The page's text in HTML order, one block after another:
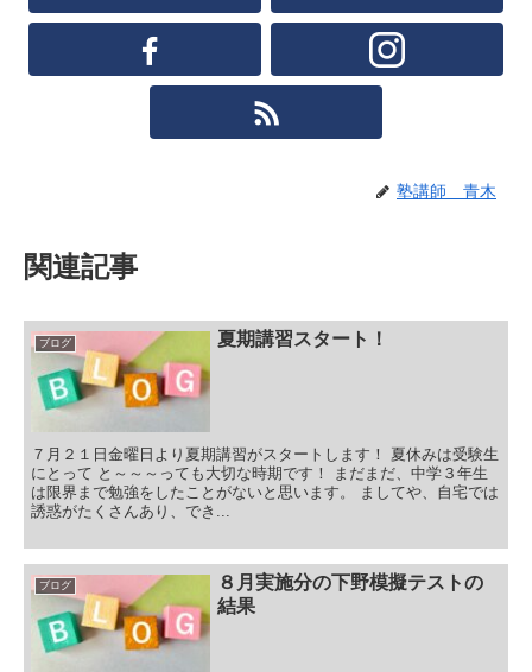
塾講師 青木
関連記事
ブログ 夏期講習スタート！
７月２１日金曜日より夏期講習がスタートします！ 夏休みは受験生
にとって と～～～っても大切な時期です！ まだまだ、中学３年生
は限界まで勉強をしたことがないと思います。 ましてや、自宅では
誘惑がたくさんあり、でき...
ブログ
８月実施分の下野模擬テストの
結果